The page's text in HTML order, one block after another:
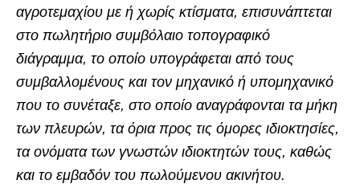
αγροτεμαχίου με ή χωρίς κτίσματα, επισυνάπτεται
στο πωλητήριο συμβόλαιο τοπογραφικό
διάγραμμα, το οποίο υπογράφεται από τους
συμβαλλομένους και τον μηχανικό ή υπομηχανικό
που το συνέταξε, στο οποίο αναγράφονται τα μήκη
των πλευρών, τα όρια προς τις όμορες ιδιοκτησίες,
τα ονόματα των γνωστών ιδιοκτητών τους, καθώς
και το εμβαδόν του πωλούμενου ακινήτου.